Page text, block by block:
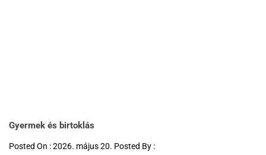
Gyermek és birtoklás
Posted On : 2026. május 20. Posted By :